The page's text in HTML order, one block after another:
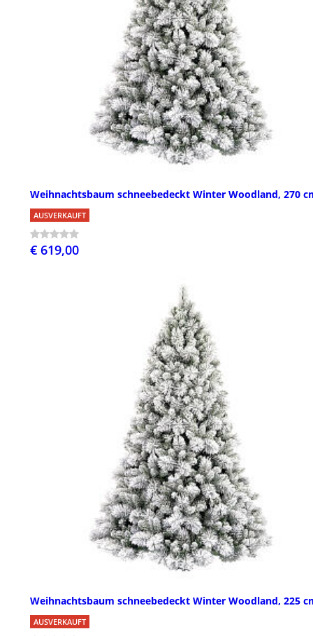
Weihnachtsbaum schneebedeckt Winter Woodland, 270
AUSVERKAUFT
€ 619,00
Weihnachtsbaum schneebedeckt Winter Woodland, 225
AUSVERKAUFT